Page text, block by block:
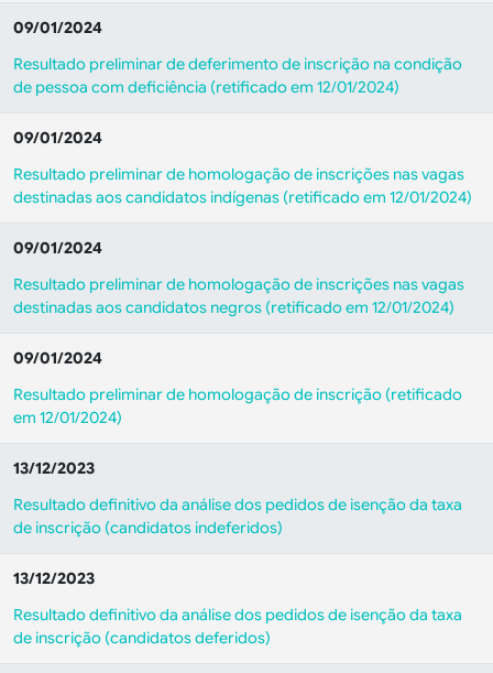
09/01/2024
Resultado preliminar de deferimento de inscrição na condição
de pessoa com deficiência (retificado em 12/01/2024)
09/01/2024
Resultado preliminar de homologação de inscrições nas vagas
destinadas aos candidatos indígenas (retificado em 12/01/2024)
09/01/2024
Resultado preliminar de homologação de inscrições nas vagas
destinadas aos candidatos negros (retificado em 12/01/2024)
09/01/2024
Resultado preliminar de homologação de inscrição (retificado
em 12/01/2024)
13/12/2023
Resultado definitivo da análise dos pedidos de isenção da taxa
de inscrição (candidatos indeferidos)
13/12/2023
Resultado definitivo da análise dos pedidos de isenção da taxa
de inscrição (candidatos deferidos)